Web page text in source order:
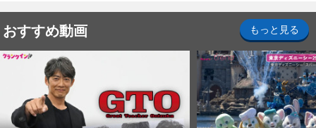
おすすめ動画 もっと見る